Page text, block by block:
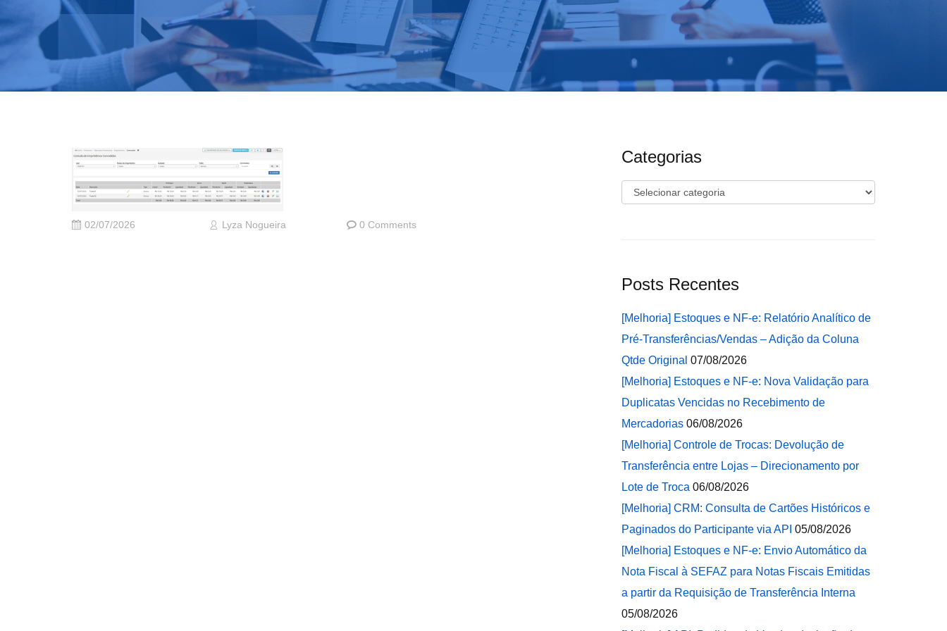
02/07/2026 Lyza Nogueira 0 Comments
Categorias
Categorias
Posts Recentes
[Melhoria] Estoques e NF-e: Relatório Analítico de
Pré-Transferências/Vendas – Adição da Coluna
Qtde Original 07/08/2026
[Melhoria] Estoques e NF-e: Nova Validação para
Duplicatas Vencidas no Recebimento de
Mercadorias 06/08/2026
[Melhoria] Controle de Trocas: Devolução de
Transferência entre Lojas – Direcionamento por
Lote de Troca 06/08/2026
[Melhoria] CRM: Consulta de Cartões Históricos e
Paginados do Participante via API 05/08/2026
[Melhoria] Estoques e NF-e: Envio Automático da
Nota Fiscal à SEFAZ para Notas Fiscais Emitidas
a partir da Requisição de Transferência Interna
05/08/2026